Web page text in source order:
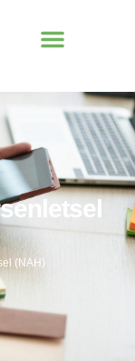
(NAH)